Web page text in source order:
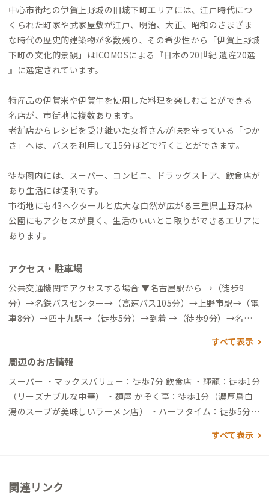
中心市街地の伊賀上野城の旧城下町エリアには、江戸時代につ
くられた町家や武家屋敷が江戸、明治、大正、昭和のさまざま
な時代の歴史的建築物が多数残り、その希少性から「伊賀上野城
下町の文化的景観」はICOMOSによる『日本の20世紀 遺産20選
』に選定されています。
特産品の伊賀米や伊賀牛を使用した料理を楽しむことができる
名店が、市街地に複数あります。
老舗店からレシピを受け継いた女将さんが味を守っている「つか
さ」へは、バスを利用して15分ほどで行くことができます。
徒歩圏内には、スーパー、コンビニ、ドラッグストア、飲食店が
あり生活には便利です。
市街地にも43ヘクタールと広大な自然が広がる三重県上野森林
公園にもアクセスが良く、生活のいいとこ取りができるエリアに
あります。
アクセス・駐車場
公共交通機関でアクセスする場合 ▼名古屋駅から →（徒歩9
分）→名鉄バスセンター→（高速バス105分）→上野市駅→（電
車8分）→四十九駅→（徒歩5分）→到着 →（徒歩9分）→名鉄
伊賀神戸駅→（電車17分）→四十九駅→（徒歩5分）→到着 ▼
近鉄大阪難波駅から →（特急電車60分）→伊賀神戸駅→（電車
17分）→四十九駅→（徒歩5分）→到着 自動車でアクセスする
場合 ▼名古屋駅から →（高速50分）→亀山IC→（自動車専用道
すべて表示
周辺のお店情報
スーパー ・マックスバリュー：徒歩7分 飲食店 ・輝龍：徒歩1分
（リーズナブルな中華） ・麺屋 かぞく亭：徒歩1分（濃厚鳥白
湯のスープが美味しいラーメン店） ・ハーフタイム：徒歩5分
野森林公園：徒歩15分
すべて表示
関連リンク